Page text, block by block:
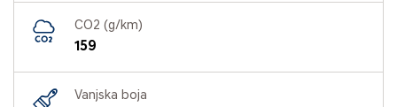
CO2 (g/km)
159
Vanjska boja